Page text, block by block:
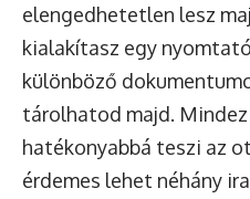
elengedhetetlen lesz
kialakítasz egy
különböző
tárolhatod majd. Mindez
hatékonyabbá teszi az
érdemes lehet néhány